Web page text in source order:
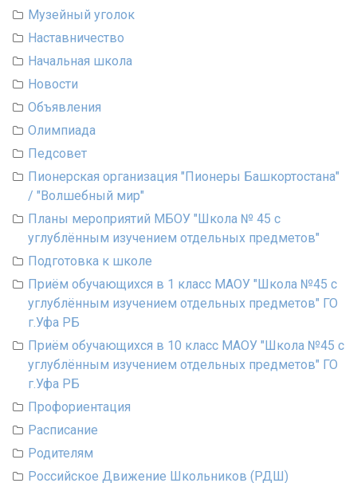
Музейный уголок
Наставничество
Начальная школа
Новости
Объявления
Олимпиада
Педсовет
Пионерская организация "Пионеры Башкортостана"
/ "Волшебный мир"
Планы мероприятий МБОУ "Школа № 45 с
углублённым изучением отдельных предметов"
Подготовка к школе
Приём обучающихся в 1 класс МАОУ "Школа №45 с
углублённым изучением отдельных предметов" ГО
г.Уфа РБ
Приём обучающихся в 10 класс МАОУ "Школа №45 с
углублённым изучением отдельных предметов" ГО
г.Уфа РБ
Профориентация
Расписание
Родителям
Российское Движение Школьников (РДШ)